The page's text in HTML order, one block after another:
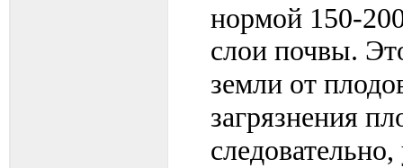
нормой 150-
слои почвы.
земли от
загрязнения